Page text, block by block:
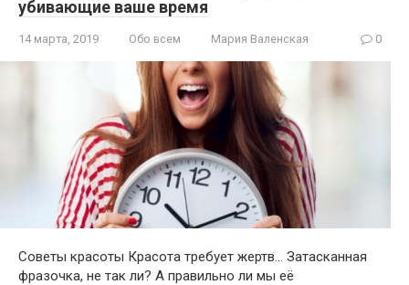
убивающие ваше время
14 марта, 2019 Обо всем Мария Валенская 0
Советы красоты Красота требует жертв… Затасканная
фразочка, не так ли? А правильно ли мы её